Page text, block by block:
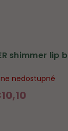
shimmer lip
nedostupné